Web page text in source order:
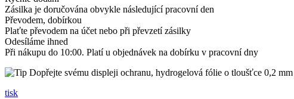
Zásilka je doručována obvykle následující pracovní den
Převodem, dobírkou
Plaťte převodem na účet nebo při převzetí zásilky
Odesíláme ihned
Při nákupu do 10:00. Platí u objednávek na dobírku v pracovní dny
Dopřejte svému displeji ochranu, hydrogelová fólie o tloušťce 0,2
tisk